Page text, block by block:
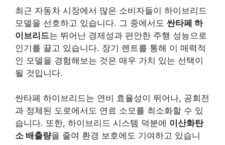
최근 자동차 시장에서 많은 소비자들이 하이브리드
모델을 선호하고 있습니다. 그 중에서도 싼타페 하
이브리드는 뛰어난 경제성과 편안한 주행 성능으로
인기를 끌고 있습니다. 장기 렌트를 통해 이 매력적
인 모델을 경험해보는 것은 매우 가치 있는 선택이
될 것입니다.
싼타페 하이브리드는 연비 효율성이 뛰어나, 공회전
과 정체된 도로에서도 연료 소모를 최소화할 수 있
습니다. 또한, 하이브리드 시스템 덕분에 이산화탄
소 배출량을 줄여 환경 보호에도 기여하고 있습니